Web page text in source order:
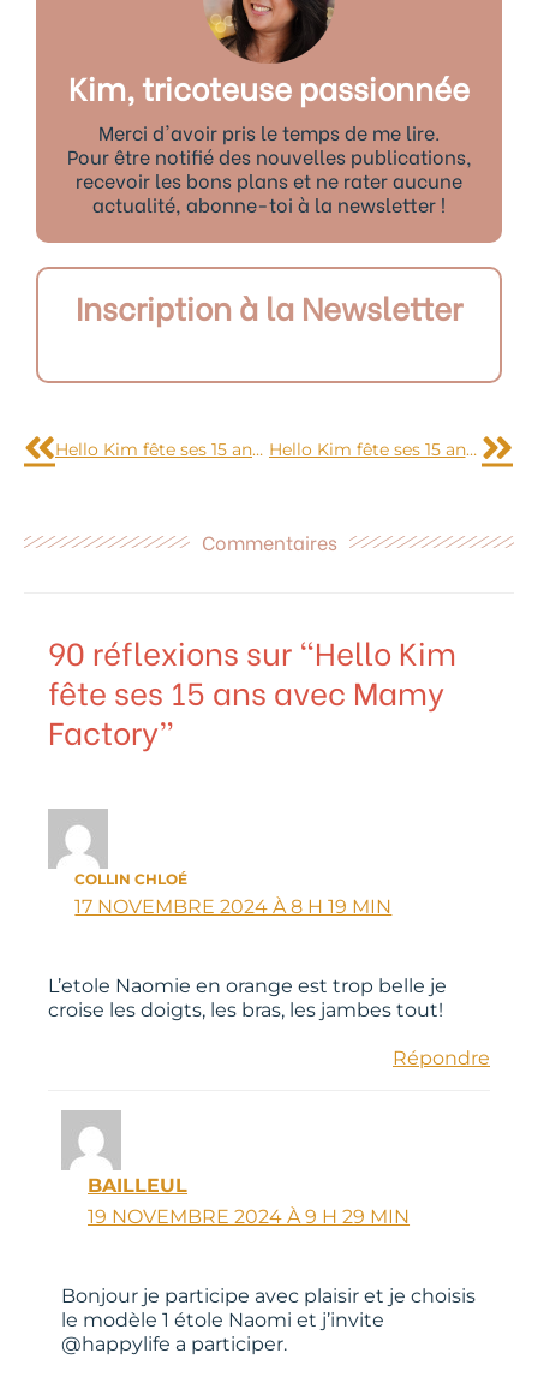
Kim, tricoteuse passionnée
Merci d'avoir pris le temps de me lire.
Pour être notifié des nouvelles publications,
recevoir les bons plans et ne rater aucune
actualité, abonne-toi à la newsletter !
Inscription à la Newsletter
Hello Kim fête ses 15 ans avec Katia yarns Hello Kim fête ses 15 ans avec Mauricette C.
Commentaires
90 réflexions sur “Hello Kim
fête ses 15 ans avec Mamy
Factory”
COLLIN CHLOÉ
17 NOVEMBRE 2024 À 8 H 19 MIN
L’etole Naomie en orange est trop belle je
croise les doigts, les bras, les jambes tout!
Répondre
BAILLEUL
19 NOVEMBRE 2024 À 9 H 29 MIN
Bonjour je participe avec plaisir et je choisis
le modèle 1 étole Naomi et j’invite
@happylife a participer.